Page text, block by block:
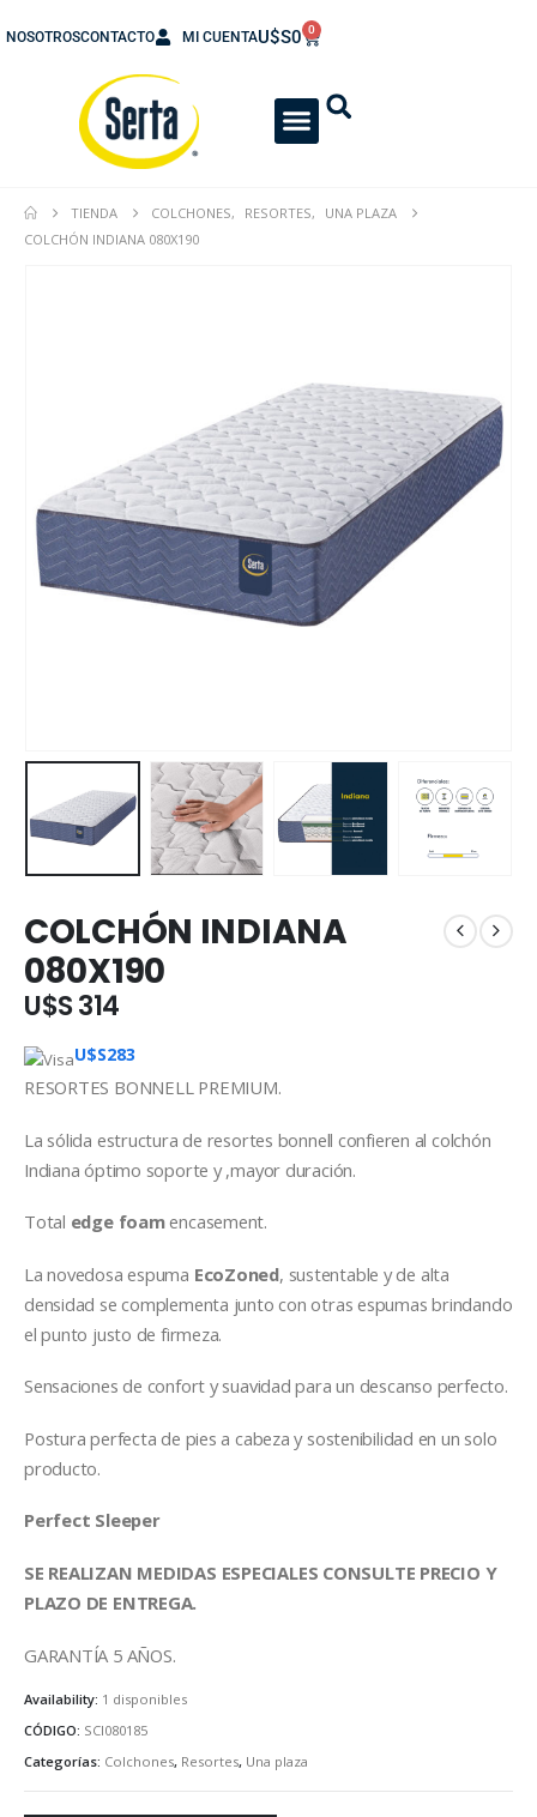
NOSOTROSCONTACTO MI CUENTAU$S0 0
TIENDA COLCHONES, RESORTES,
UNA PLAZA
COLCHÓN INDIANA 080X190
COLCHÓN INDIANA
080X190
U$S 314
U$S283
RESORTES BONNELL PREMIUM.
La sólida estructura de resortes bonnell confieren al colchón
Indiana óptimo soporte y ,mayor duración.
Total edge foamencasement.
La novedosa espuma EcoZoned, sustentable y de alta
densidad se complementa junto con otras espumas brindando
el punto justo de firmeza.
Sensaciones de confort y suavidad para un descanso perfecto.
Postura perfecta de pies a cabeza y sostenibilidad en un solo
producto.
Perfect Sleeper
SE REALIZAN MEDIDAS ESPECIALES CONSULTE PRECIO Y
PLAZO DE ENTREGA.
GARANTÍA 5 AÑOS.
Availability: 1 disponibles
CÓDIGO: SCI080185
Categorías: Colchones, Resortes, Una plaza